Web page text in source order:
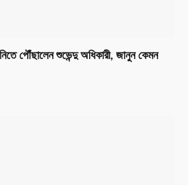
পৌঁছালেন শুভেন্দু অধিকারী, জানুন কেমন